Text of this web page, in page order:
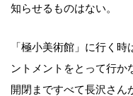
知らせるものはない。
「極小美術館」に行く
ントメントをとって行か
開閉まですべて長沢さん